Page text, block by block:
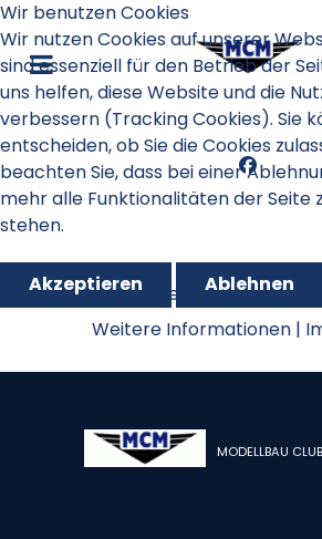
Schnupperfliegen 2013
MODELLBAU
Wir benutzen Cookies
Wir nutzen Cookies auf unserer
sind essenziell für den Betrieb der
uns helfen, diese Website und die
verbessern (Tracking Cookies). Sie
entscheiden, ob Sie die Cookies
beachten Sie, dass bei einer
mehr alle Funktionalitäten der Seite
stehen.
Akzeptieren
Ablehnen
Weitere Informationen |